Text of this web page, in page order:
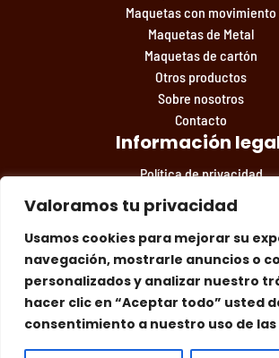
Valoramos tu privacidad
Usamos cookies para mejorar su
navegación, mostrarle anuncios o
personalizados y analizar nuestro
hacer clic en “Aceptar todo” usted
consentimiento a nuestro uso de
Maquetas con movimiento
Maquetas de Metal
Maquetas de cartón
Otros productos
Sobre nosotros
Contacto
Información
Política de privacidad
Aviso legal
Síguenos en las